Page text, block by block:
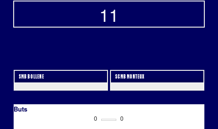
11
SMB BOLLENE SCMB MONTEUX
Buts
0 0